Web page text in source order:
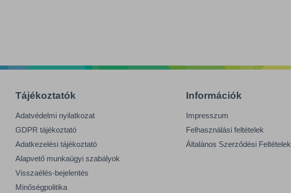
Tájékoztatók
Adatvédelmi nyilatkozat
GDPR tájékoztató
Adatkezelési tájékoztató
Alapvető munkaügyi szabályok
Visszaélés-bejelentés
Minőségpolitika
Információk
Impresszum
Felhasználási feltételek
Általános Szerződési Feltételek